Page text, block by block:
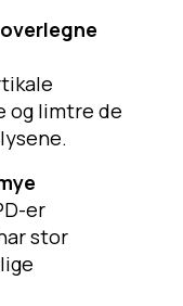
og limtre de
er
stor